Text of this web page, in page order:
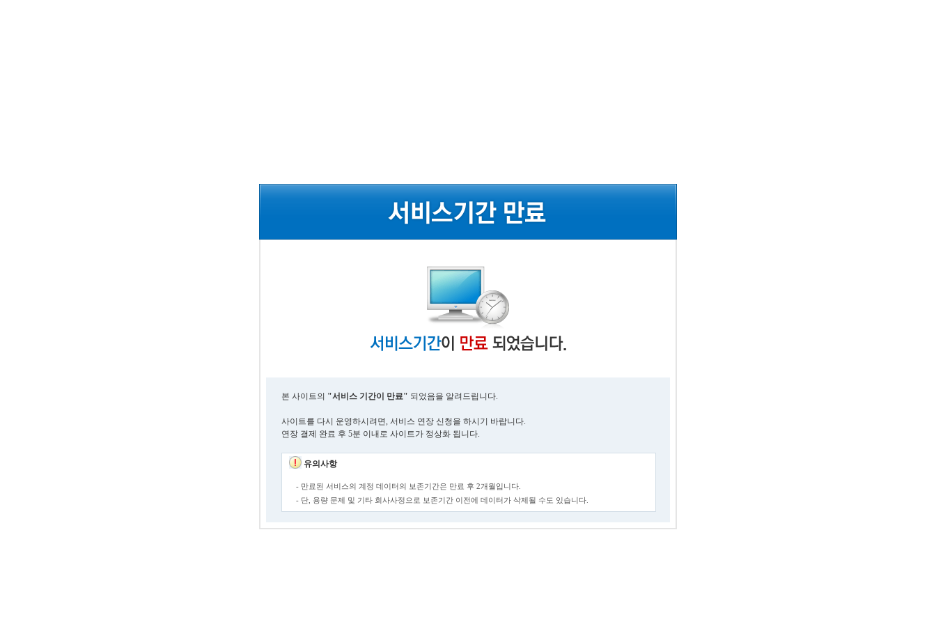
본 사이트의 "서비스 기간이 만료" 되었음을 알려드립니다.
사이트를 다시 운영하시려면, 서비스 연장 신청을 하시기 바랍니다.
연장 결제 완료 후 5분 이내로 사이트가 정상화 됩니다.
유의사항
- 만료된 서비스의 계정 데이터의 보존기간은 만료 후 2개월입니다.
- 단, 용량 문제 및 기타 회사사정으로 보존기간 이전에 데이터가 삭제될 수도 있습니다.